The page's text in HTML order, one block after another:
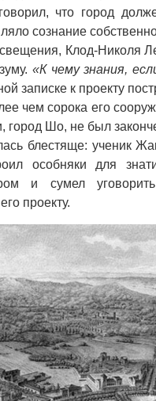
что город
сознание
Клод-Николя
«К чему знания,
записке к проекту
чем сорока его
город Шо, не был
блестяще: ученик
особняки для
и сумел
проекту.